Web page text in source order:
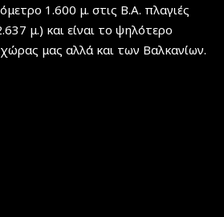
1.600 μ. στις Β.Α. πλαγιές
μ.) και είναι το ψηλότερο
μας αλλά και των Βαλκανίων.